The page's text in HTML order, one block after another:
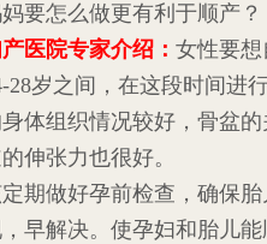
要怎么做更有利于顺产？
医院专家介绍： 女性要
28岁之间，在这段时间进
体组织情况较好，骨盆
伸张力也很好。
期做好孕前检查，确保
早解决。使孕妇和胎儿能